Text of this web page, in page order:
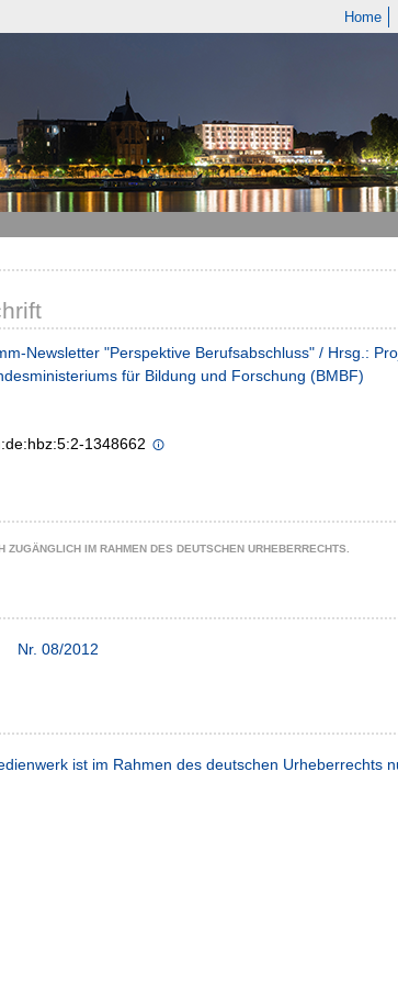
Home
Newsletter "Perspektive Berufsabschluss" / Hrsg.:
für Bildung und Forschung (BMBF)
1348662
ZUGÄNGLICH IM RAHMEN DES DEUTSCHEN URHEBERRECHTS.
Nr. 08/2012
ist im Rahmen des deutschen Urheberrechts